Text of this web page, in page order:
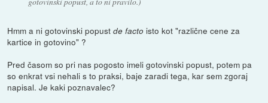
Hmm a ni gotovinski popustde facto isto kot "različne cene za
kartice in gotovino" ?
Pred časom so pri nas pogosto imeli gotovinski popust, potem pa
so enkrat vsi nehali s to praksi, baje zaradi tega, kar sem zgoraj
napisal. Je kaki poznavalec?